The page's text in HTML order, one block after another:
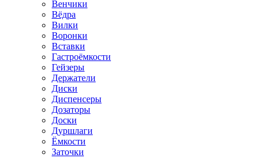
Венчики
Вёдра
Вилки
Воронки
Вставки
Гастроёмкости
Гейзеры
Держатели
Диски
Диспенсеры
Дозаторы
Доски
Дуршлаги
Ёмкости
Заточки